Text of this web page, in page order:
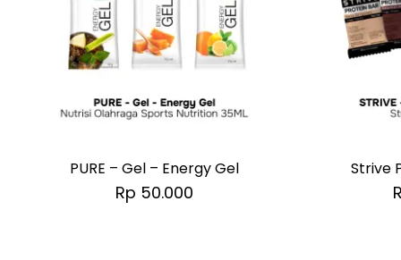
PURE – Gel – Energy Gel
Rp 50.000
Strive